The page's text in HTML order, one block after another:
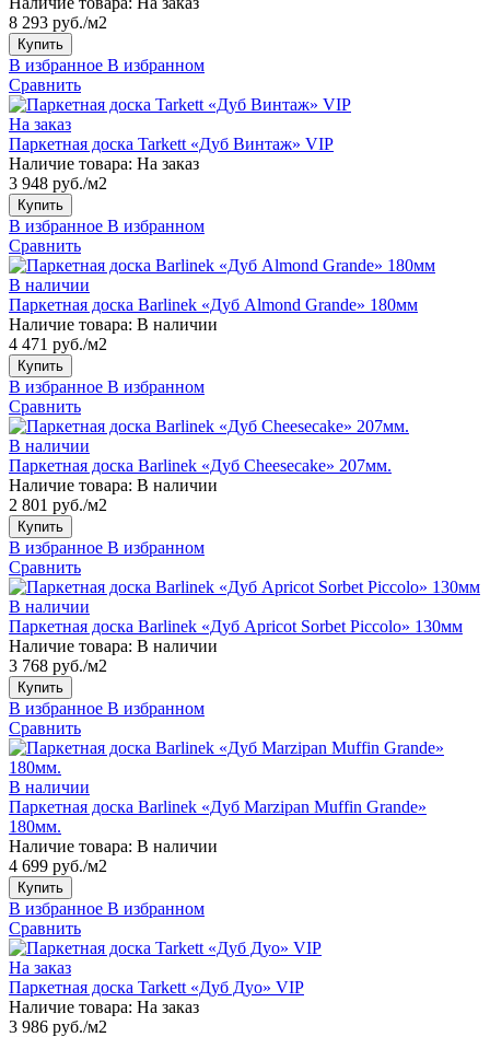
8 293 руб./м2
Купить
В избранное В избранном
Сравнить
На заказ
Паркетная доска Tarkett «Дуб Винтаж» VIP
Наличие товара: На заказ
3 948 руб./м2
Купить
В избранное В избранном
Сравнить
В наличии
Паркетная доска Barlinek «Дуб Almond Grande» 180мм
Наличие товара: В наличии
4 471 руб./м2
Купить
В избранное В избранном
Сравнить
В наличии
Паркетная доска Barlinek «Дуб Cheesecake» 207мм.
Наличие товара: В наличии
2 801 руб./м2
Купить
В избранное В избранном
Сравнить
В наличии
Паркетная доска Barlinek «Дуб Apricot Sorbet Piccolo» 130мм
Наличие товара: В наличии
3 768 руб./м2
Купить
В избранное В избранном
Сравнить
В наличии
Паркетная доска Barlinek «Дуб Marzipan Muffin Grande»
180мм.
Наличие товара: В наличии
4 699 руб./м2
Купить
В избранное В избранном
Сравнить
На заказ
Паркетная доска Tarkett «Дуб Дуо» VIP
Наличие товара: На заказ
3 986 руб./м2